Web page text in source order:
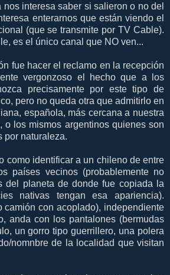
interesa saber si salieron o no del
enterarnos que están viendo el
(que se transmite por TV Cable).
es el único canal que NO ven...
fue hacer el reclamo en la recepción
vergonzoso el hecho que a los
precisamente por este tipo de
pero no queda otra que admitirlo en
española, más cercana a nuestra
o los mismos argentinos quienes son
por naturaleza.
como identificar a un chileno de entre
países vecinos (probablemente no
del planeta de donde fue copiada la
nativas tengan esa apariencia).
camión con acoplado), independiente
anda con los pantalones (bermudas
un gorro tipo guerrillero, una polera
nomnbre de la localidad que visitan